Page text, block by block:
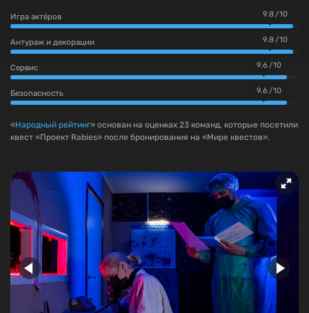
Игра актёров 9.8 / 10
Антураж и декорации 9.8 / 10
Сервис 9.6 / 10
Безопасность 9.6 / 10
«Народный рейтинг» основан на оценках 23 команд, которые посетили
квест «Проект Rabies» после бронирования на «Мире квестов».